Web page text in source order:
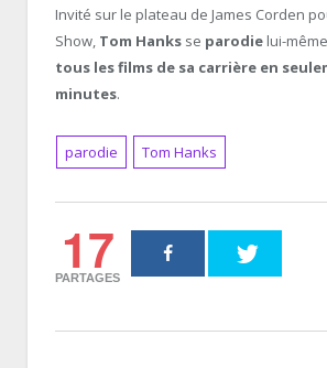
Invité sur le plateau de James Corden
Show, Tom Hanks se parodie lui-
tous les films de sa carrière en
minutes.
parodie Tom Hanks
17
PARTAGES